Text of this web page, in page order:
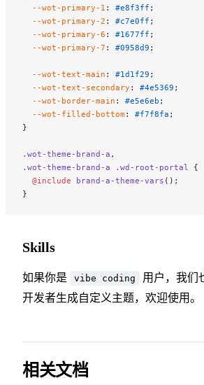
  --wot-primary-1
: #e8f3ff ;
  --wot-primary-2
: #c7e0ff ;
  --wot-primary-6
: #1677ff ;
  --wot-primary-7
: #0958d9 ;
  --wot-text-main
: #1d1f29 ;
  --wot-text-secondary
: #4e5369 ;
  --wot-border-main
: #e5e6eb ;
  --wot-filled-bottom
: #f7f8fa ;
}
.wot-theme-brand-a ,
.wot-theme-brand-a .wd-root-portal
{
  @include
brand-a-theme-vars ();
}
Skills
如果你是 vibe coding 用户，我们
开发者生成自定义主题，欢迎使用。
相关文档